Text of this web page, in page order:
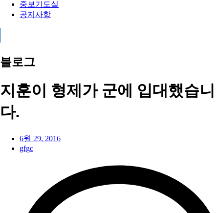
중보기도실
공지사항
블로그
지훈이 형제가 군에 입대했습니
다.
6월 29, 2016
gfgc